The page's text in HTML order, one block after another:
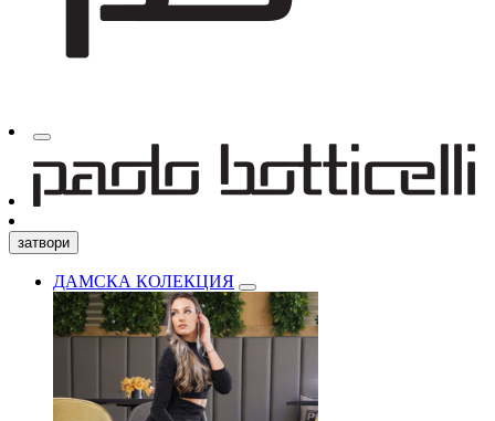
затвори
ДАМСКА КОЛЕКЦИЯ